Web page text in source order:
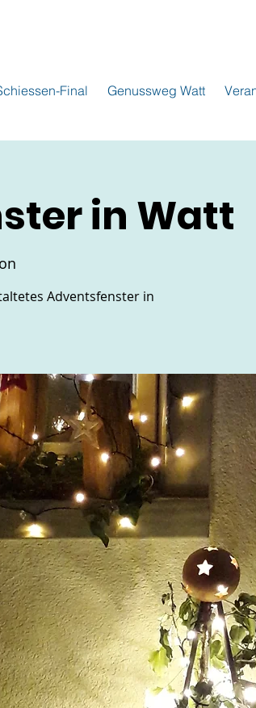
Final Genussweg Watt
in Watt
Adventsfenster in